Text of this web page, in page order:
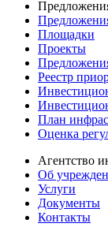
Площадки
Проекты
Реестр
План
Оценка
Агентство
Об
Услуги
Документы
Контакты